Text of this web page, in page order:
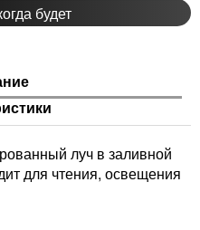
будет
луч в заливной
для чтения, освещения